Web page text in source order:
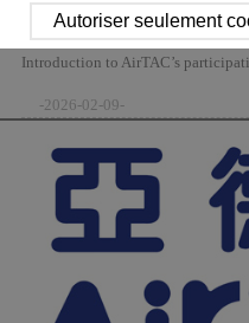
2026 Trade Show Schedule
Introduction to AirTAC’s
-2026-02-09-